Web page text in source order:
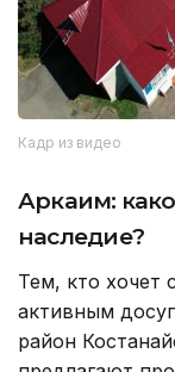
Кадр из видео
Аркаим:
наследие?
Тем, кто хочет
активным
район